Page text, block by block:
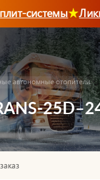
системы
автономные отопители